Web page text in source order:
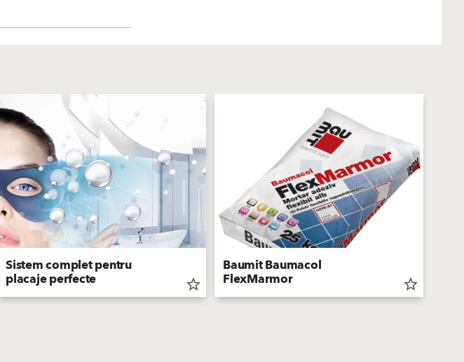
Sistem complet pentru
placaje perfecte star_border
Baumit Baumacol
FlexMarmor star_border